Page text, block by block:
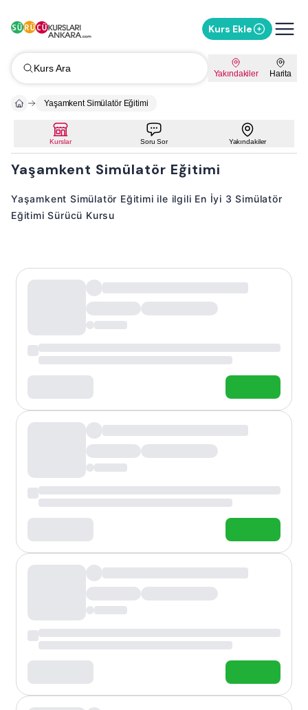
Kurs Ekle
Kurs Ara Yakındakiler Harita
Yaşamkent Simülatör Eğitimi
Kurslar Soru Sor Yakındakiler
Yaşamkent Simülatör Eğitimi
Yaşamkent Simülatör Eğitimi ile ilgili En İyi 3 Simülatör
Eğitimi Sürücü Kursu